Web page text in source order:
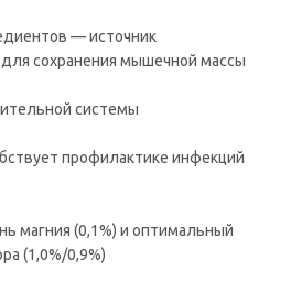
— источник
для сохранения мышечной массы
системы
профилактике инфекций
магния (0,1%) и оптимальный
(1,0%/0,9%)